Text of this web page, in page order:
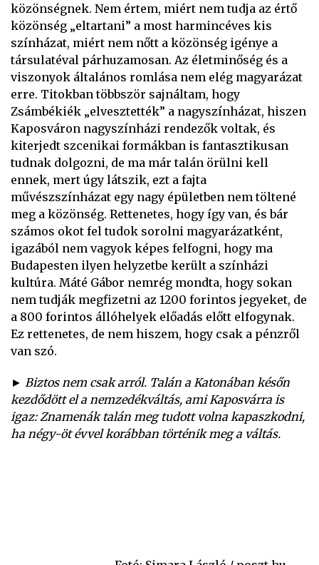
közönségnek. Nem értem, miért nem tudja az értő
közönség „eltartani” a most harmincéves kis
színházat, miért nem nőtt a közönség igénye a
társulatéval párhuzamosan. Az életminőség és a
viszonyok általános romlása nem elég magyarázat
erre. Titokban többször sajnáltam, hogy
Zsámbékiék „elvesztették” a nagyszínházat, hiszen
Kaposváron nagyszínházi rendezők voltak, és
kiterjedt szcenikai formákban is fantasztikusan
tudnak dolgozni, de ma már talán örülni kell
ennek, mert úgy látszik, ezt a fajta
művészszínházat egy nagy épületben nem töltené
meg a közönség. Rettenetes, hogy így van, és bár
számos okot fel tudok sorolni magyarázatként,
igazából nem vagyok képes felfogni, hogy ma
Budapesten ilyen helyzetbe került a színházi
kultúra. Máté Gábor nemrég mondta, hogy sokan
nem tudják megfizetni az 1200 forintos jegyeket, de
a 800 forintos állóhelyek előadás előtt elfogynak.
Ez rettenetes, de nem hiszem, hogy csak a pénzről
van szó.
► Biztos nem csak arról. Talán a Katonában későn
kezdődött el a nemzedékváltás, ami Kaposvárra is
igaz: Znamenák talán meg tudott volna kapaszkodni,
ha négy-öt évvel korábban történik meg a váltás.